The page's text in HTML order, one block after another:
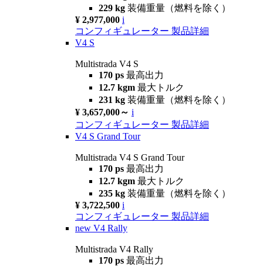
229 kg 装備重量（燃料を除く）
¥ 2,977,000 i
コンフィギュレーター 製品詳細
V4 S
Multistrada V4 S
170 ps 最高出力
12.7 kgm 最大トルク
231 kg 装備重量（燃料を除く）
¥ 3,657,000～ i
コンフィギュレーター 製品詳細
V4 S Grand Tour
Multistrada V4 S Grand Tour
170 ps 最高出力
12.7 kgm 最大トルク
235 kg 装備重量（燃料を除く）
¥ 3,722,500 i
コンフィギュレーター 製品詳細
new V4 Rally
Multistrada V4 Rally
170 ps 最高出力